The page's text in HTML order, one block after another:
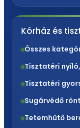
Kórház és
Összes
Tisztatéri
Tisztatéri
Sugárvédő
Tetemhűtő